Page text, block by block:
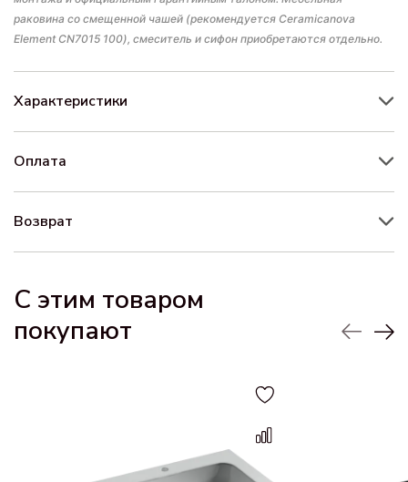
раковина со смещенной чашей (рекомендуется Ceramicanova
Element CN7015 100), смеситель и сифон приобретаются отдельно.
Характеристики
Оплата
Возврат
С этим товаром
покупают